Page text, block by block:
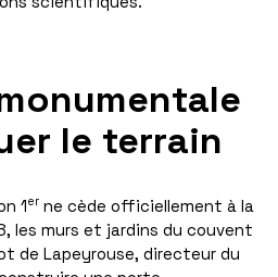
le terrain
1er ne cède officiellement à la
les murs et jardins du couvent
de Lapeyrouse, directeur du